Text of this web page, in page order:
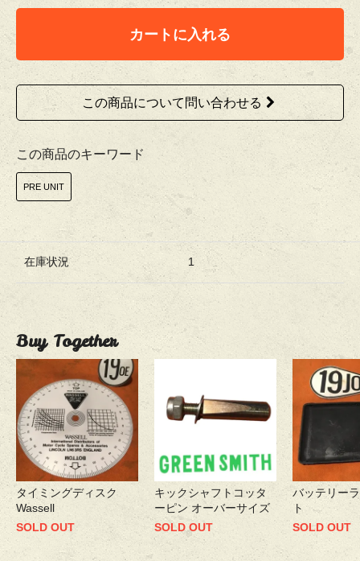
カートに入れる
この商品について問い合わせる
この商品のキーワード
PRE UNIT
在庫状況 1
Buy Together
タイミングディスク
Wassell
SOLD OUT
キックシャフトコッタ
ーピン オーバーサイズ
SOLD OUT
バッテリー
ト
SOLD OUT